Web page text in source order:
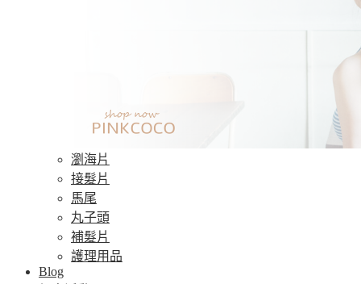
瀏海片
接髮片
馬尾
丸子頭
補髮片
護理用品
Blog